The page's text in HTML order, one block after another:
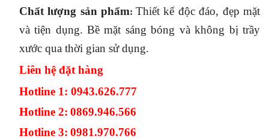
Chất lượng sản phẩm: Thiết kế độc đáo, đẹp mặt
và tiện dụng. Bề mặt sáng bóng và không bị trầy
xước qua thời gian sử dụng.
Liên hệ đặt hàng
Hotline 1: 0943.626.777
Hotline 2: 0869.946.566
Hotline 3: 0981.970.766